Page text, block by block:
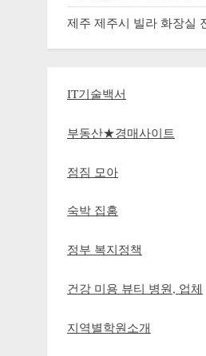
제주 제주시 빌라 화장실
IT기술백서
부동산★경매사이트
점짐 모아
숙박 집홈
정부 복지정책
건강 미용 뷰티 병원, 업체
지역별학원소개